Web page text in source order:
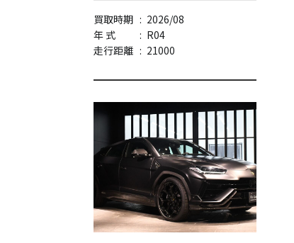
買取時期 : 2026/08
年 式
: R04
走行距離 : 21000